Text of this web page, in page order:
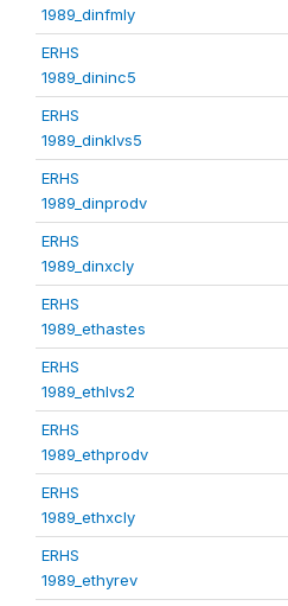
1989_dinfmly
ERHS
1989_dininc5
ERHS
1989_dinklvs5
ERHS
1989_dinprodv
ERHS
1989_dinxcly
ERHS
1989_ethastes
ERHS
1989_ethlvs2
ERHS
1989_ethprodv
ERHS
1989_ethxcly
ERHS
1989_ethyrev